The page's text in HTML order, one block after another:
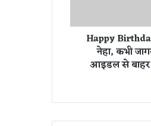
t
e
Happy
नेहा, कभी
आइडल से बाहर